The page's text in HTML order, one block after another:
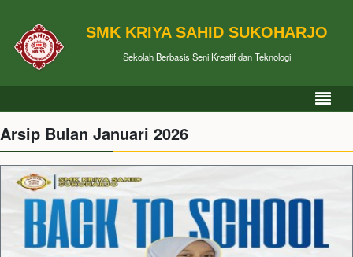
SMK KRIYA SAHID SUKOHARJO
Sekolah Berbasis Seni Kreatif dan Teknologi
Arsip Bulan Januari 2026